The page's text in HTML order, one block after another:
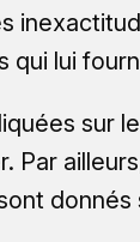
qui lui
sur
Par